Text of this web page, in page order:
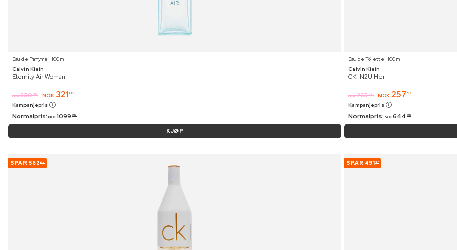
Eau de Parfyme ⋅ 100 ml
Calvin Klein
Eternity Air Woman
NOK 330 95 NOK 321 02
Kampanjepris
Normalpris: NOK 1099 95
KJØP
Eau de Toilette ⋅ 100 ml
Calvin Klein
CK IN2U Her
NOK 265 95 NOK 257 97
Kampanjepris
Normalpris: NOK 644 95
SPAR 562 29 SPAR 49147